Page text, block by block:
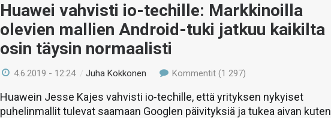
Huawei vahvisti io-techille: Markkinoilla
olevien mallien Android-tuki jatkuu kaikilta
osin täysin normaalisti
4.6.2019 - 12:24 /Juha Kokkonen Kommentit (1 297)
Huawein Jesse Kajes vahvisti io-techille, että yrityksen nykyiset
puhelinmallit tulevat saamaan Googlen päivityksiä ja tukea aivan kuten